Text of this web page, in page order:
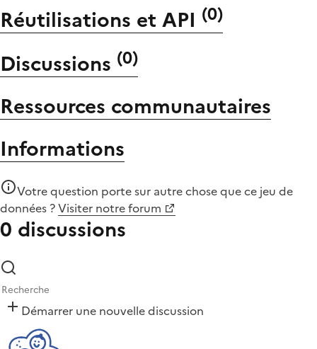
Réutilisations et API (0)
Discussions (0)
Ressources communautaires
Informations
Votre question porte sur autre chose quece jeu de
données ?Visiter notre forum
0 discussions
Démarrer une nouvelle discussion